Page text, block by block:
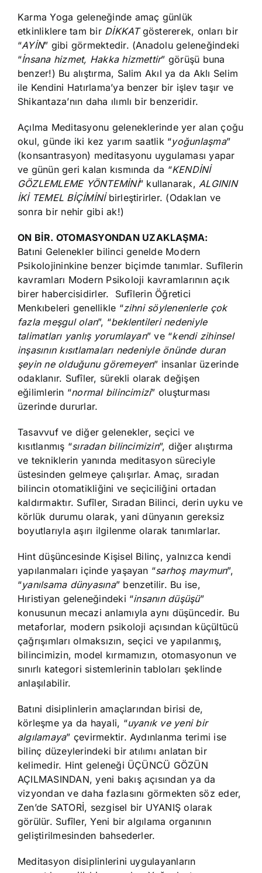
Karma Yoga geleneğinde amaç günlük
etkinliklere tam bir DİKKATgöstererek, onları bir
“AYİN” gibi görmektedir. (Anadolu geleneğindeki
“İnsana hizmet, Hakka hizmettir” görüşü buna
benzer!) Bu alıştırma, Salim Akıl ya da Aklı Selim
ile Kendini Hatırlama’ya benzer bir işlev taşır ve
Shikantaza’nın daha ılımlı bir benzeridir.
Açılma Meditasyonu geleneklerinde yer alan çoğu
okul, günde iki kez yarım saatlik “yoğunlaşma”
(konsantrasyon) meditasyonu uygulaması yapar
ve günün geri kalan kısmında da “KENDİNİ
GÖZLEMLEME YÖNTEMİNİ” kullanarak,ALGININ
İKİ TEMEL BİÇİMİNİbirleştirirler. (Odaklan ve
sonra bir nehir gibi ak!)
ON BİR. OTOMASYONDAN UZAKLAŞMA:
Batıni Gelenekler bilinci genelde Modern
Psikolojininkine benzer biçimde tanımlar. Sufîlerin
kavramları Modern Psikoloji kavramlarının açık
birer habercisidirler. Sufîlerin Öğretici
Menkıbeleri genellikle “zihni söylenenlerle çok
fazla meşgul olan”, “beklentileri nedeniyle
talimatları yanlış yorumlayan” ve “kendi zihinsel
inşasının kısıtlamaları nedeniyle önünde duran
şeyin ne olduğunu göremeyen” insanlar üzerinde
odaklanır. Sufîler, sürekli olarak değişen
eğilimlerin “normal bilincimizi” oluşturması
üzerinde dururlar.
Tasavvuf ve diğer gelenekler, seçici ve
kısıtlanmış “sıradan bilincimizin”, diğer alıştırma
ve tekniklerin yanında meditasyon süreciyle
üstesinden gelmeye çalışırlar. Amaç, sıradan
bilincin otomatikliğini ve seçiciliğini ortadan
kaldırmaktır. Sufîler, Sıradan Bilinci, derin uyku ve
körlük durumu olarak, yani dünyanın gereksiz
boyutlarıyla aşırı ilgilenme olarak tanımlarlar.
Hint düşüncesinde Kişisel Bilinç, yalnızca kendi
yapılanmaları içinde yaşayan “sarhoş maymun”,
“yanılsama dünyasına” benzetilir. Bu ise,
Hıristiyan geleneğindeki “insanın düşüşü”
konusunun mecazi anlamıyla aynı düşüncedir. Bu
metaforlar, modern psikoloji açısından küçültücü
çağrışımları olmaksızın, seçici ve yapılanmış,
bilincimizin, model kırmamızın, otomasyonun ve
sınırlı kategori sistemlerinin tabloları şeklinde
anlaşılabilir.
Batıni disiplinlerin amaçlarından birisi de,
körleşme ya da hayali, “uyanık ve yeni bir
algılamaya” çevirmektir. Aydınlanma terimi ise
bilinç düzeylerindeki bir atılımı anlatan bir
kelimedir. Hint geleneği ÜÇÜNCÜ GÖZÜN
AÇILMASINDAN, yeni bakış açısından ya da
vizyondan ve daha fazlasını görmekten söz eder,
Zen’de SATORİ, sezgisel bir UYANIŞ olarak
görülür. Sufîler, Yeni bir algılama organının
geliştirilmesinden bahsederler.
Meditasyon disiplinlerini uygulayanların